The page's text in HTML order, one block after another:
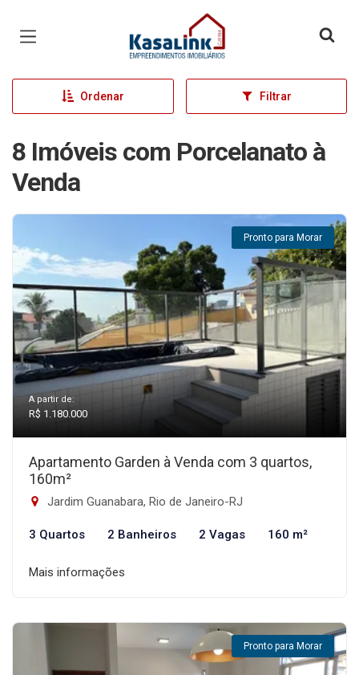
Página inicial
Ordenar Filtrar
8 Imóveis com Porcelanato à
Venda
Pronto para Morar
A partir de:
R$ 1.180.000
Apartamento Garden à Venda com 3 quartos,
160m²
Jardim Guanabara, Rio de Janeiro-RJ
3 Quartos 2 Banheiros 2 Vagas 160 m²
Mais informações
Pronto para Morar